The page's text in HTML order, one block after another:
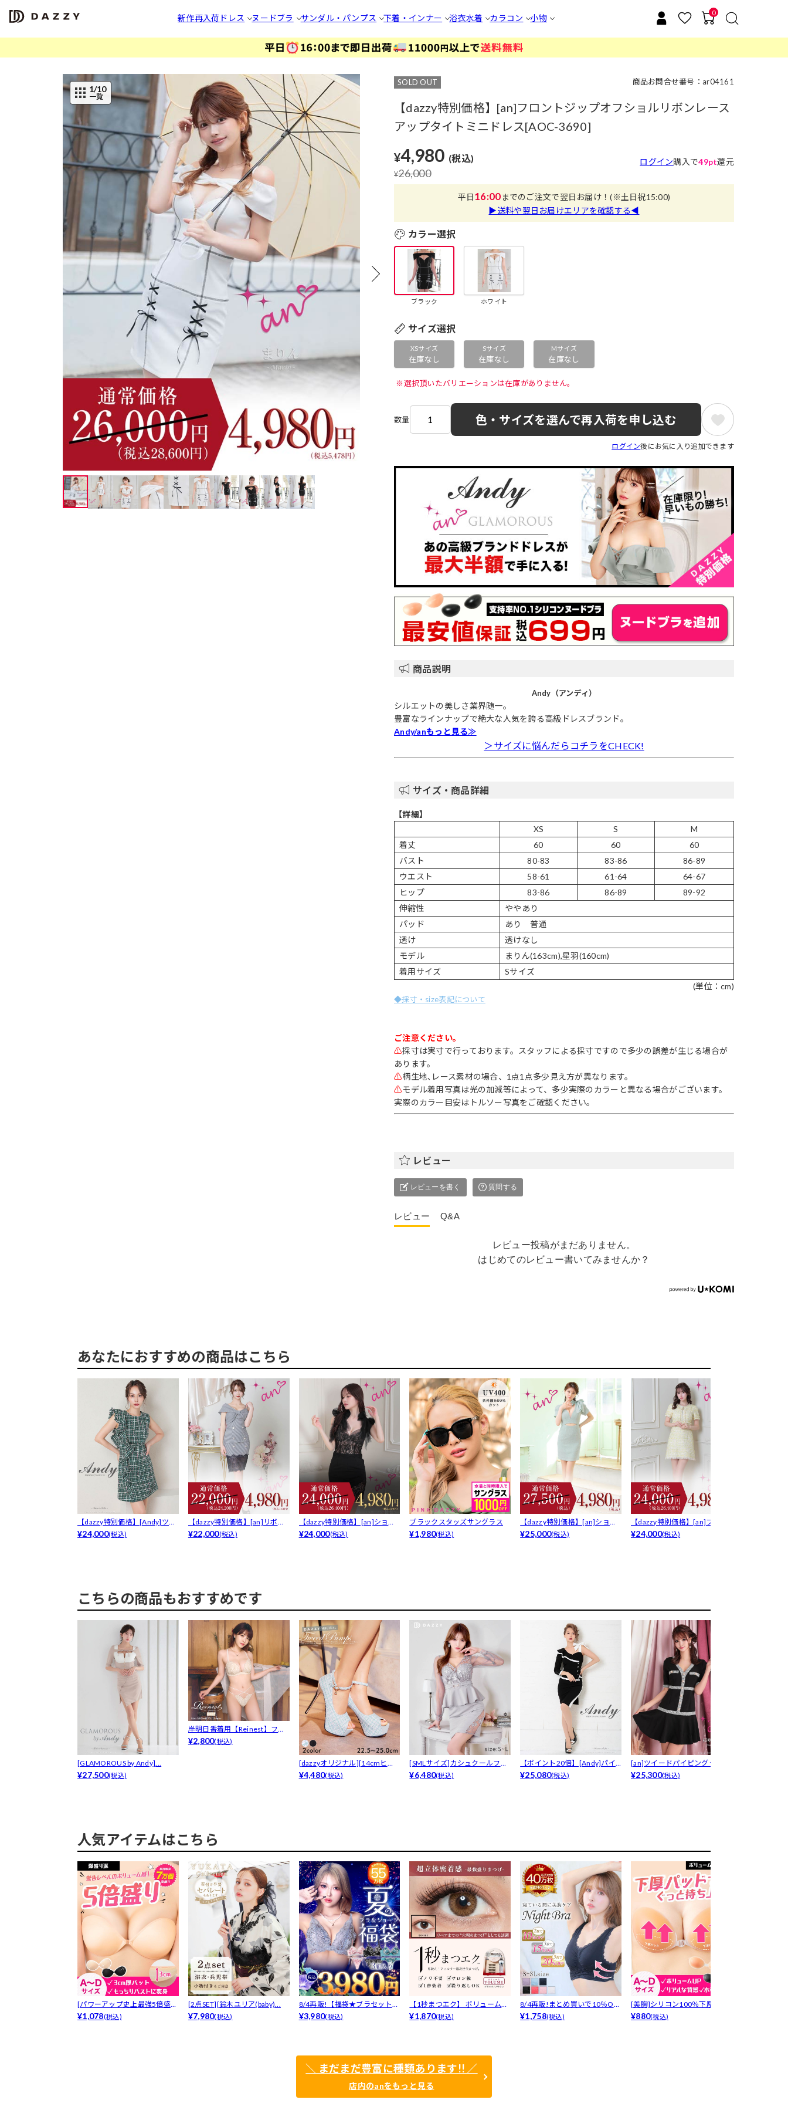
新作再入荷 ドレス ヌードブラ サンダル・パンプス 下着・インナー 浴衣水着 カラコン 小物
0
1/10
一覧
SOLD OUT 商品お問合せ番号：ar04161
【dazzy特別価格】[an]フロントジップオフショルリボンレース
アップタイトミニドレス[AOC-3690]
¥4,980 (税込)
¥26,000
ログイン購入で49pt還元
平日16:00までのご注文で翌日お届け！(※土日祝15:00)
▶送料や翌日お届けエリアを確認する◀
カラー選択
ブラック ホワイト
サイズ選択
XSサイズ
在庫なし
Sサイズ
在庫なし
Mサイズ
在庫なし
※選択頂いたバリエーションは在庫がありません。
数量 色・サイズを選んで再入荷を申し込む
ログイン後にお気に入り追加できます
商品説明
Andy（アンディ）
シルエットの美しさ業界随一。
豊富なラインナップで絶大な人気を誇る高級ドレスブランド。
Andy/anもっと見る≫
＞サイズに悩んだらコチラをCHECK!
サイズ・商品詳細
【詳細】
XS
S
M
着丈
60 60
60
バスト
80-83 83-86
86-89
ウエスト
58-61 61-64
64-67
ヒップ
83-86 86-89
89-92
伸縮性
ややあり
パッド
あり 普通
透け
透けなし
モデル
まりん(163cm),星羽(160cm)
着用サイズ
Sサイズ
(単位：cm)
◆採寸・size表記について
ご注意ください。
⚠採寸は実寸で行っております。スタッフによる採寸ですので多少の誤差が生じる場合が
あります。
⚠柄生地､レース素材の場合、1点1点多少見え方が異なります。
⚠モデル着用写真は光の加減等によって、多少実際のカラーと異なる場合がございます。
実際のカラー目安はトルソー写真をご確認ください。
レビュー
レビューを書く 質問する
レビュー Q&A
レビュー投稿がまだありません。
はじめてのレビュー書いてみませんか？
あなたにおすすめの商品はこちら
【dazzy特別価格】[Andy]ツ
イ...
¥24,000(税込)
【dazzy特別価格】[an]リボン
風...
¥22,000(税込)
【dazzy特別価格】[an]ショル
ダ...
¥24,000(税込)
ブラックスタッズサングラス
¥1,980(税込)
【dazzy特別価格】[an]ショル
ダ...
¥25,000(税込)
【dazzy特別価格】[an]フロン
ト...
¥24,000(税込)
こちらの商品もおすすめです
[GLAMOROUS by Andy]...
¥27,500(税込)
岸明日香着用【Reinest】フェ
ミニ...
¥2,800(税込)
[dazzyオリジナル][14cmヒ
ー...
¥4,480(税込)
[SMLサイズ]カシュクールフラ
ワー刺...
¥6,480(税込)
【ポイント20倍】[Andy]パイ
ピン...
¥25,080(税込)
[an]ツイードパイピングライン
パール...
¥25,300(税込)
人気アイテムはこちら
[パワーアップ史上最強5倍盛り
アップも...
¥1,078(税込)
[2点SET][鈴木ユリア(baby)...
¥7,980(税込)
8/4再販!【福袋★ブラセット3
点入】...
¥3,980(税込)
【1秒まつエク】 ボリュームタ
イプ ブ...
¥1,870(税込)
8/4再販!まとめ買いで10％OF
F！...
¥1,758(税込)
[美胸]シリコン100％下厚プッ
シュア...
¥880(税込)
＼ まだまだ豊富に種類あります!! ／
店内のanをもっと見る